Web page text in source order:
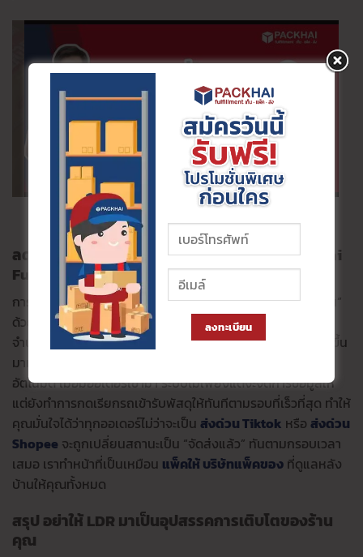
ลด LDR รักษาคะแนน ส่งทันรอบทุกวันด้วย Packhai
Fulfillment
การจะจัดการออเดอร์ให้ทันตามเกณฑ์ใหม่ที่ต้อง “กดนัดรับให้ทัน”
ด้วยตัวเองนั้นเป็นเรื่องที่ท้าทายมาก โดยเฉพาะเมื่อออเดอร์มี
จำนวนมาก ที่ PACKHAI เราเข้าใจปัญหานี้ดี และได้พัฒนาระบบขึ้น
มาเพื่อเป็นคำตอบ ระบบ OMS ของเรามีฟังก์ชันกดนัดรับพัสดุ
อัตโนมัติ เมื่อมีออเดอร์เข้ามา ระบบไม่เพียงแต่จะจัดการข้อมูลให้
แต่ยังทำการกดเรียกรถเข้ารับพัสดุให้ทันทีตามรอบที่เร็วที่สุด ทำให้
คุณมั่นใจได้ว่าทุกออเดอร์ไม่ว่าจะเป็น ส่งด่วน Tiktok หรือ ส่งด่วน
Shopee จะถูกเปลี่ยนสถานะเป็น “จัดส่งแล้ว” ทันตามกรอบเวลา
เสมอ เราทำหน้าที่เป็นเหมือน แพ็คให้ บริษัทแพ็คของ ที่ดูแลหลัง
บ้านให้คุณทั้งหมด
สรุป อย่าให้ LDR มาเป็นอุปสรรคการเติบโตของร้าน
คุณ
ลงทะเบียน